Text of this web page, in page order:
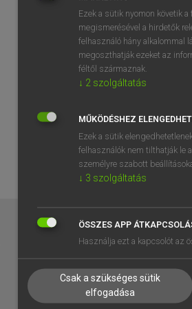
BELÉPÉS
EGYÉNI FELHASZNÁLÓKNAK
TANULÓKNAK
VÁLLALATI MEGOLDÁSOK
Ezek a sütik nyomon követik
megismerésével a hirdetők
felhasználó hány alkalommal
megoszthatják ezeket az
féltől származnak.
↓ 2 szolgáltatás
MŰKÖDÉSHEZ
Ezek a sütik
felhasználók nem tilthatják le
személyre szabott
↓ 3 szolgáltatás
ÖSSZES APP
Használja ezt a kapcsolót az
Csak a szükséges sütik
elfogadása